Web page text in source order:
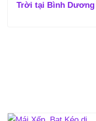
Trời tại Bình Dương